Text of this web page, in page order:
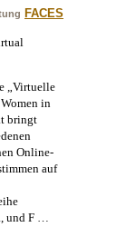
FACES
„Virtuelle
in
bringt
Online-
auf
und F …